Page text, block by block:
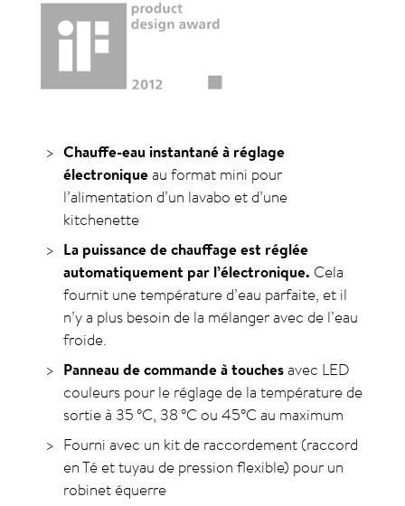
Chauffe-eau instantané à réglage
électroniqueau format mini pour
l’alimentation d’un lavabo et d’une
kitchenette
La puissance de chauffage est réglée
automatiquement par l’électronique. Cela
fournit une température d’eau parfaite, et il
n’y a plus besoin de la mélanger avec de l’eau
froide.
Panneau de commande à touchesavec LED
couleurs pour le réglage de la température de
sortie à 35°C, 38°C ou 45°C au maximum
Fourni avec un kit de raccordement (raccord
en Té et tuyau de pression flexible) pour un
robinet équerre